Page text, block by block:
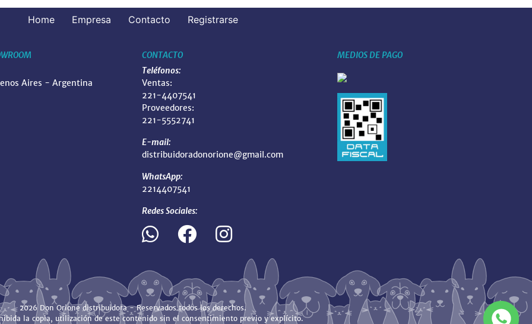
Home Empresa Contacto Registrarse
Aires - Argentina
CONTACTO
Teléfonos:
Ventas:
221-4407541
Proveedores:
221-5552741
E-mail:
distribuidoradonorione@gmail.com
WhatsApp:
2214407541
Redes Sociales:
MEDIOS DE PAGO
2026 Don Orione distribuidora - Reservados todos los derechos.
la copia, utilización de este contenido sin el consentimiento previo y explícito.